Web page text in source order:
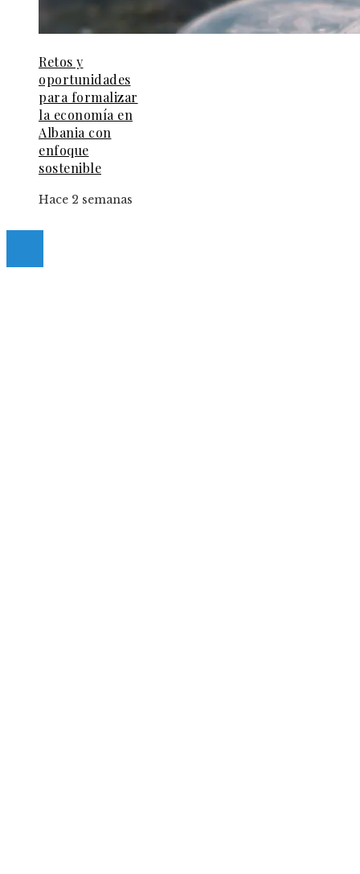
Retos y
oportunidades
para formalizar
la economía en
Albania con
enfoque
sostenible
Hace 2 semanas